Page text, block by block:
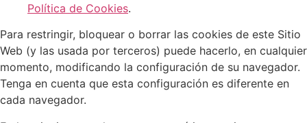
Política de Cookies.
Para restringir, bloquear o borrar las cookies de este Sitio
Web (y las usada por terceros) puede hacerlo, en cualquier
momento, modificando la configuración de su navegador.
Tenga en cuenta que esta configuración es diferente en
cada navegador.